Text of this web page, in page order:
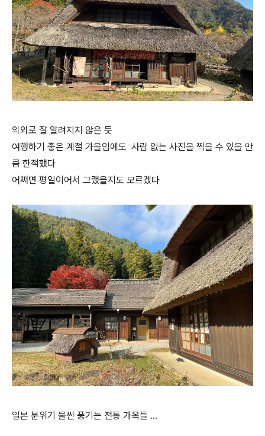
의외로 잘 알려지지 않은 듯
여행하기 좋은 계절 가을임에도 사람 없는 사진을 찍을 수 있을 만
큼 한적했다
어쩌면 평일이어서 그랬을지도 모르겠다
일본 분위기 물씬 풍기는 전통 가옥들 …